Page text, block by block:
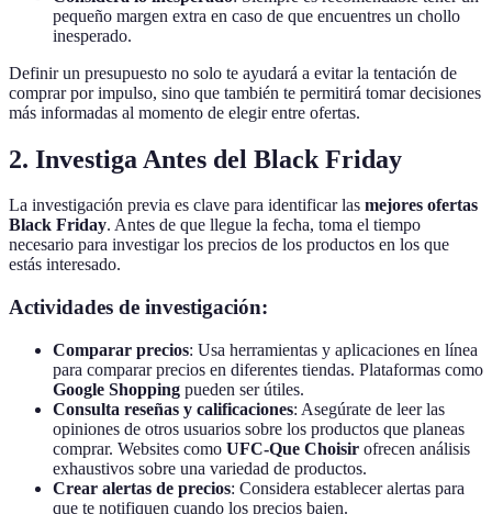
pequeño margen extra en caso de que encuentres un chollo
inesperado.
Definir un presupuesto no solo te ayudará a evitar la tentación de
comprar por impulso, sino que también te permitirá tomar decisiones
más informadas al momento de elegir entre ofertas.
2. Investiga Antes del Black Friday
La investigación previa es clave para identificar las mejores ofertas
Black Friday. Antes de que llegue la fecha, toma el tiempo
necesario para investigar los precios de los productos en los que
estás interesado.
Actividades de investigación:
Comparar precios: Usa herramientas y aplicaciones en línea
para comparar precios en diferentes tiendas. Plataformas como
Google Shopping pueden ser útiles.
Consulta reseñas y calificaciones: Asegúrate de leer las
opiniones de otros usuarios sobre los productos que planeas
comprar. Websites como UFC-Que Choisir ofrecen análisis
exhaustivos sobre una variedad de productos.
Crear alertas de precios: Considera establecer alertas para
que te notifiquen cuando los precios bajen.